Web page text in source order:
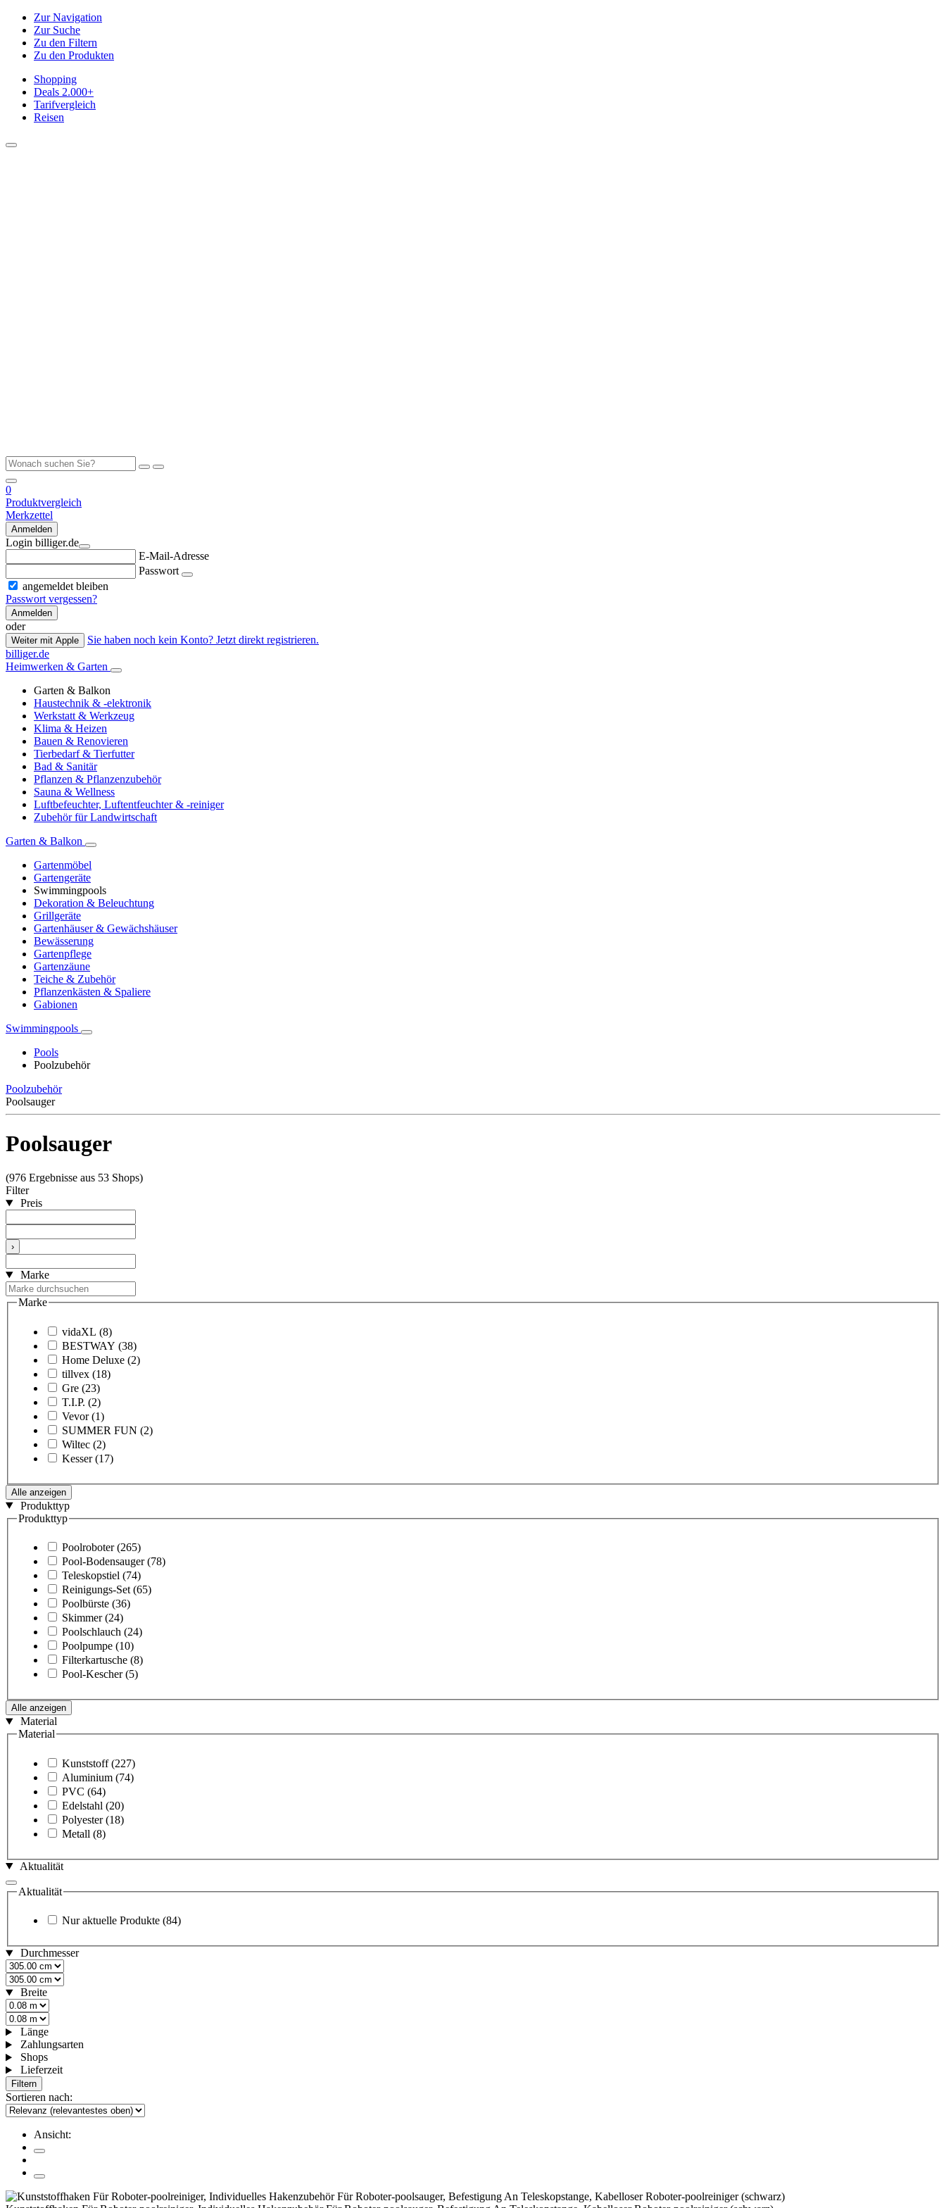
Zur Navigation
Zur Suche
Zu den Filtern
Zu den Produkten
Shopping
Deals 2.000+
Tarifvergleich
Reisen
0
Produktvergleich
Merkzettel
Anmelden
Login billiger.de
E-Mail-Adresse
Passwort
angemeldet bleiben
Passwort vergessen?
Anmelden
oder
Weiter mit Apple
Sie haben noch kein Konto? Jetzt direkt registrieren.
billiger.de
Heimwerken & Garten
Garten & Balkon
Haustechnik & -elektronik
Werkstatt & Werkzeug
Klima & Heizen
Bauen & Renovieren
Tierbedarf & Tierfutter
Bad & Sanitär
Pflanzen & Pflanzenzubehör
Sauna & Wellness
Luftbefeuchter, Luftentfeuchter & -reiniger
Zubehör für Landwirtschaft
Garten & Balkon
Gartenmöbel
Gartengeräte
Swimmingpools
Dekoration & Beleuchtung
Grillgeräte
Gartenhäuser & Gewächshäuser
Bewässerung
Gartenpflege
Gartenzäune
Teiche & Zubehör
Pflanzenkästen & Spaliere
Gabionen
Swimmingpools
Pools
Poolzubehör
Poolzubehör
Poolsauger
Poolsauger
(976 Ergebnisse aus 53 Shops)
Filter
Preis
›
Marke
Marke
vidaXL (8)
BESTWAY (38)
Home Deluxe (2)
tillvex (18)
Gre (23)
T.I.P. (2)
Vevor (1)
SUMMER FUN (2)
Wiltec (2)
Kesser (17)
Alle anzeigen
Produkttyp
Produkttyp
Poolroboter (265)
Pool-Bodensauger (78)
Teleskopstiel (74)
Reinigungs-Set (65)
Poolbürste (36)
Skimmer (24)
Poolschlauch (24)
Poolpumpe (10)
Filterkartusche (8)
Pool-Kescher (5)
Alle anzeigen
Material
Material
Kunststoff (227)
Aluminium (74)
PVC (64)
Edelstahl (20)
Polyester (18)
Metall (8)
Aktualität
Aktualität
Nur aktuelle Produkte (84)
Durchmesser
Breite
Länge
Zahlungsarten
Shops
Lieferzeit
Filtern
Sortieren nach:
Ansicht: